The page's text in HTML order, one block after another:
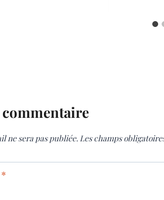
ne sera pas publiée. Les champs
*